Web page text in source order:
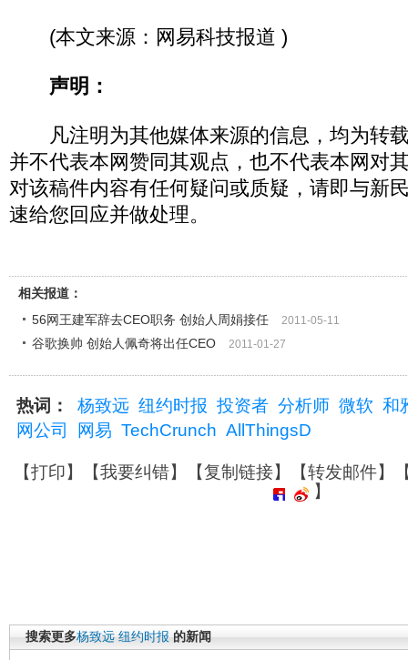
(本文来源：网易科技报道 )
声明：
凡注明为其他媒体来源的信息，均为转
并不代表本网赞同其观点，也不代表本网对
对该稿件内容有任何疑问或质疑，请即与新
速给您回应并做处理。
相关报道：
56网王建军辞去CEO职务 创始人周娟接任
2011-05-11
谷歌换帅 创始人佩奇将出任CEO 2011-01-27
热词： 杨致远 纽约时报 投资者 分析师 微软 和
网公司
网易 TechCrunch AllThingsD
【打印】【我要纠错】【复制链接】【转发邮件】
】
搜索更多杨致远 纽约时报 的新闻